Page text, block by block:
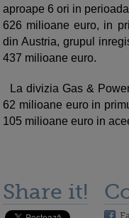
aproape 6 ori in
626 milioane euro, in
din Austria, grupul
437 milioane euro.
La divizia Gas &
62 milioane euro in
105 milioane euro in
Share it!